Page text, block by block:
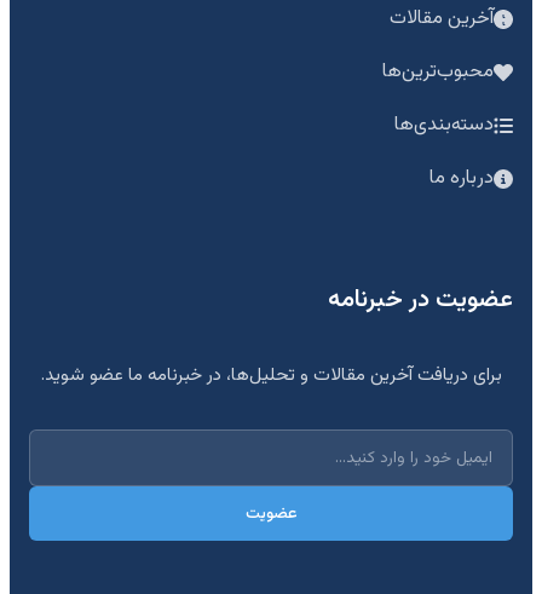
آخرین مقالات
محبوب‌ترین‌ها
دسته‌بندی‌ها
درباره ما
عضویت در خبرنامه
برای دریافت آخرین مقالات و تحلیل‌ها، در خبرنامه ما عضو شوید.
عضویت